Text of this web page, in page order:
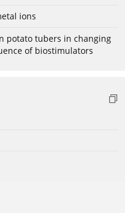
ions
potato tubers in changing
of biostimulators